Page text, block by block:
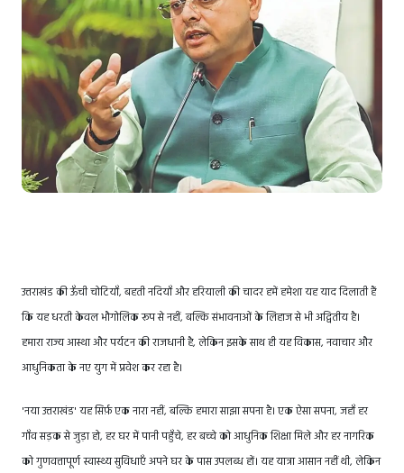
उत्तराखंड की ऊँची चोटियाँ, बहती नदियाँ और हरियाली की चादर हमें हमेशा यह याद दिलाती हैं
कि यह धरती केवल भौगोलिक रूप से नहीं, बल्कि संभावनाओं के लिहाज से भी अद्वितीय है।
हमारा राज्य आस्था और पर्यटन की राजधानी है, लेकिन इसके साथ ही यह विकास, नवाचार और
आधुनिकता के नए युग में प्रवेश कर रहा है।
'नया उत्तराखंड' यह सिर्फ़ एक नारा नहीं, बल्कि हमारा साझा सपना है। एक ऐसा सपना, जहाँ हर
गाँव सड़क से जुड़ा हो, हर घर में पानी पहुँचे, हर बच्चे को आधुनिक शिक्षा मिले और हर नागरिक
को गुणवत्तापूर्ण स्वास्थ्य सुविधाएँ अपने घर के पास उपलब्ध हों। यह यात्रा आसान नहीं थी, लेकिन